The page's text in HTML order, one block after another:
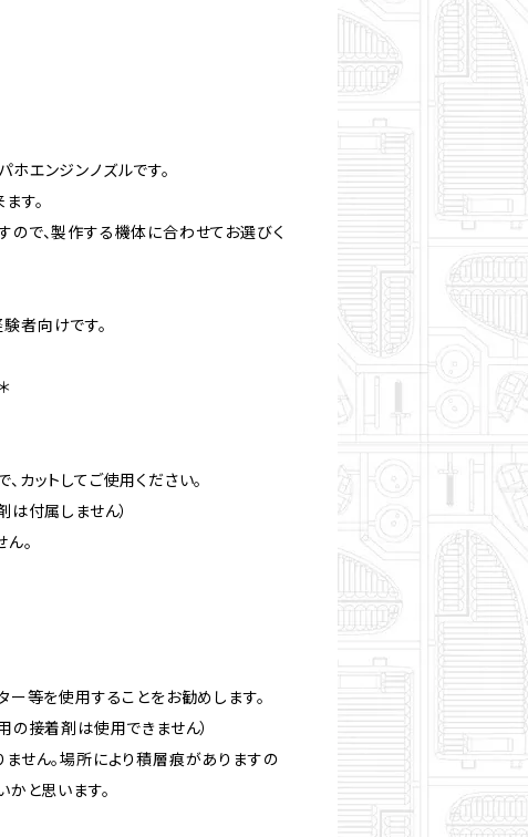
エンジンノズルです。
す。
で、製作する機体に合わせてお選びく
者向けです。
カットしてご使用ください。
は付属しません）
。
ー等を使用することをお勧めします。
の接着剤は使用できません）
せん。場所により積層痕がありますの
かと思います。